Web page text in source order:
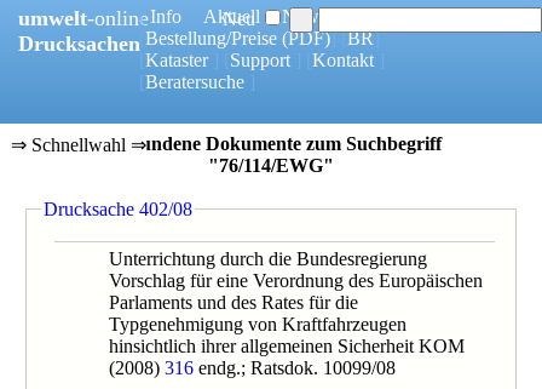
umwelt-online
Drucksachen
[Info Aktuell ] [News
[ Bestellung/Preise (PDF)] [BR]
Kataster] [ Support] [ Kontakt]
Beratersuche]
Neu
2 gefundene Dokumente zum Suchbegriff
"76/114/EWG"
⇒ Schnellwahl ⇒
Drucksache 402/08
Unterrichtung durch die Bundesregierung
Vorschlag für eine Verordnung des Europäischen
Parlaments und des Rates für die
Typgenehmigung von Kraftfahrzeugen
hinsichtlich ihrer allgemeinen Sicherheit KOM
(2008)316 endg.; Ratsdok. 10099/08